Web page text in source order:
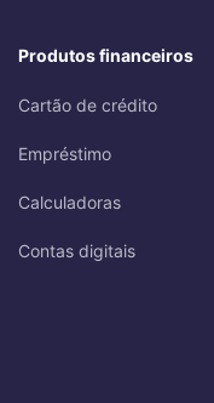
Produtos financeiros
Cartão de crédito
Empréstimo
Calculadoras
Contas digitais